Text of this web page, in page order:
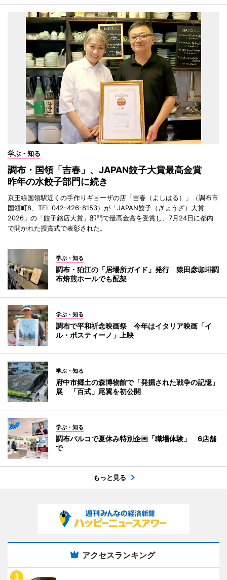
学ぶ・知る
調布・国領「吉春」、JAPAN餃子大賞最高金賞
昨年の水餃子部門に続き
京王線国領駅近くの手作りギョーザの店「吉春（よしはる）」（調布市
国領町8、TEL 042-426-8153）が「JAPAN餃子（ぎょうざ）大賞
2026」の「餃子銘店大賞」部門で最高金賞を受賞し、7月24日に都内
で開かれた授賞式で表彰された。
学ぶ・知る
調布・狛江の「居場所ガイド」発行 猿田彦珈琲調
布焙煎ホールでも配架
学ぶ・知る
調布で平和祈念映画祭 今年はイタリア映画「イ
ル・ポスティーノ」上映
学ぶ・知る
府中市郷土の森博物館で「発掘された戦争の記憶」
展 「百式」尾翼を初公開
学ぶ・知る
調布パルコで夏休み特別企画「職場体験」 6店舗
で
もっと見る
アクセスランキング